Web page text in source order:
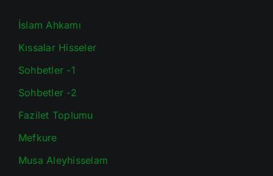
İslam Ahkamı
Kıssalar Hisseler
Sohbetler -1
Sohbetler -2
Fazilet Toplumu
Mefkure
Musa Aleyhisselam